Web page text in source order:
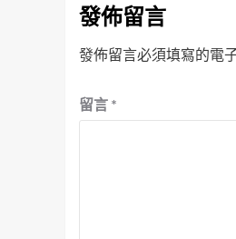
發佈留言
發佈留言必須填寫的電
留言 *